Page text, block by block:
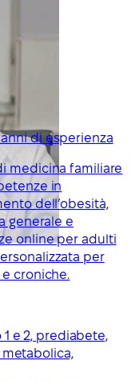
anni di esperienza
medicina familiare
in
dell’obesità,
generale e
online per adulti
per
croniche.
e 2, prediabete,